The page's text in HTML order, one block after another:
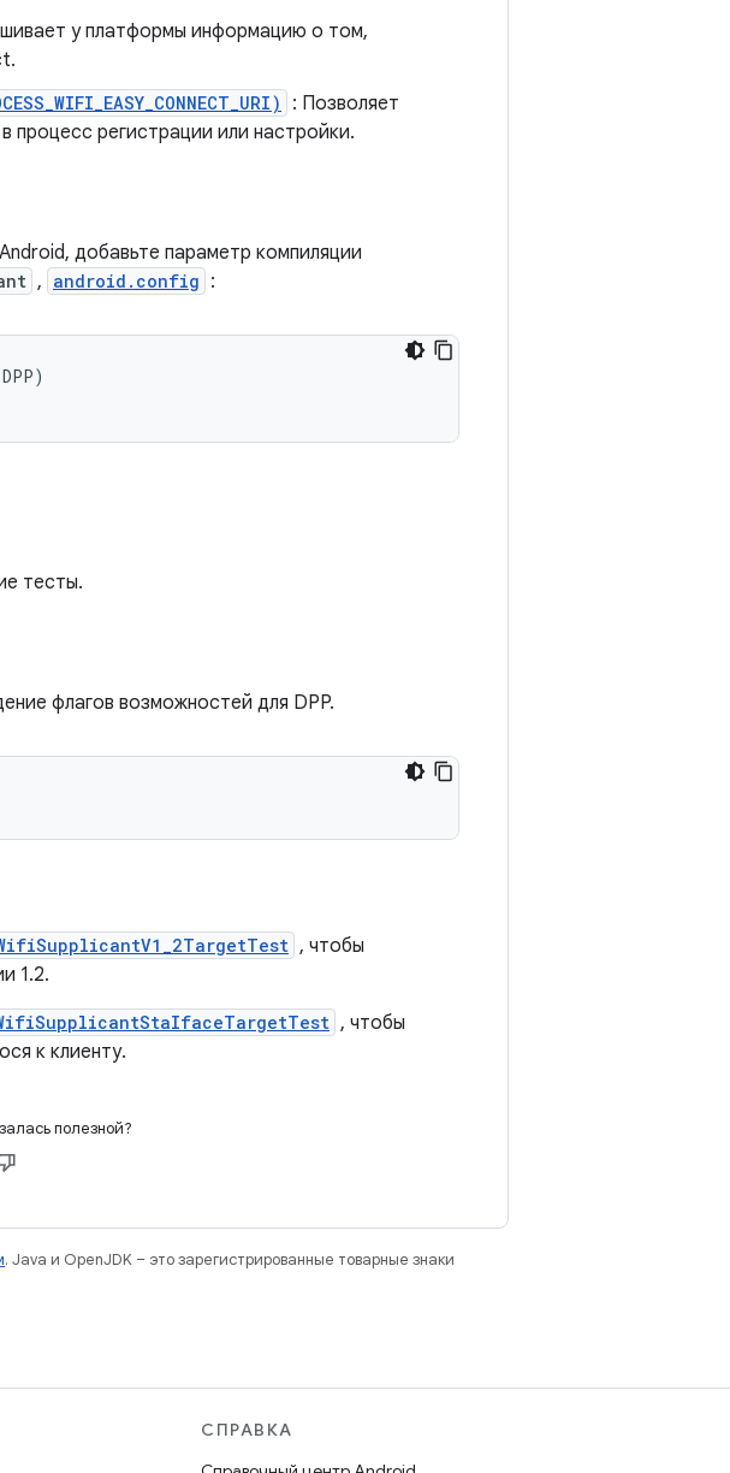
у платформы информацию о том,
: Позволяет
процесс регистрации или настройки.
добавьте параметр компиляции
, android.config :
тесты.
флагов возможностей для DPP.
, чтобы
1.2.
, чтобы
к клиенту.
полезной?
. Java и OpenJDK – это зарегистрированные товарные знаки
СПРАВКА